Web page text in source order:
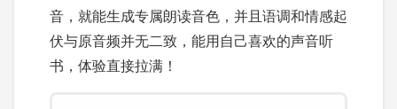
音，就能生成专属朗读音色，并且语调和情感起
伏与原音频并无二致，能用自己喜欢的声音听
书，体验直接拉满！